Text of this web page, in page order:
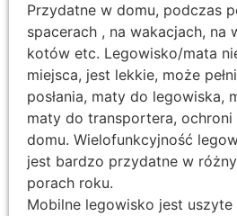
Przydatne w domu, podczas
spacerach , na wakacjach, na
kotów etc. Legowisko/mata
miejsca, jest lekkie, może
posłania, maty do legowiska,
maty do transportera,
domu. Wielofunkcyjność
jest bardzo przydatne w
porach roku.
Mobilne legowisko jest